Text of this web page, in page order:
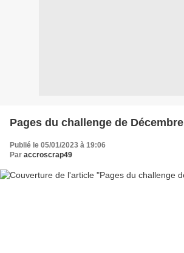
Pages du challenge de Décembre
Publié le 05/01/2023 à 19:06
Par accroscrap49